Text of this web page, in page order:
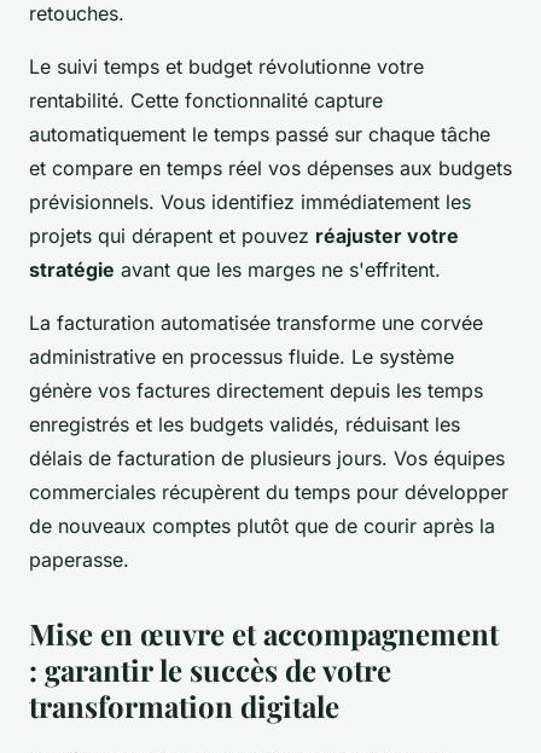
retouches.
Le suivi temps et budget révolutionne votre
rentabilité. Cette fonctionnalité capture
automatiquement le temps passé sur chaque tâche
et compare en temps réel vos dépenses aux budgets
prévisionnels. Vous identifiez immédiatement les
projets qui dérapent et pouvez réajuster votre
stratégie avant que les marges ne s'effritent.
La facturation automatisée transforme une corvée
administrative en processus fluide. Le système
génère vos factures directement depuis les temps
enregistrés et les budgets validés, réduisant les
délais de facturation de plusieurs jours. Vos équipes
commerciales récupèrent du temps pour développer
de nouveaux comptes plutôt que de courir après la
paperasse.
Mise en œuvre et accompagnement
: garantir le succès de votre
transformation digitale